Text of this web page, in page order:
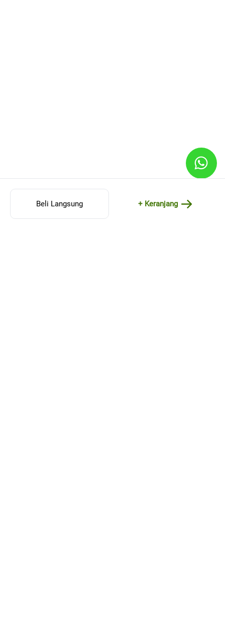
Beli Langsung + Keranjang